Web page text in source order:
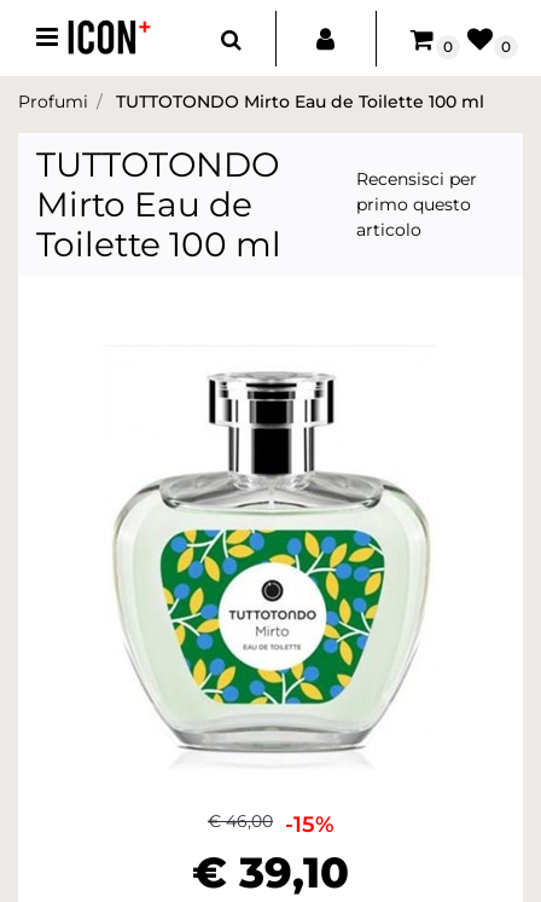
Open menu
0 0
Profumi TUTTOTONDO Mirto Eau de Toilette 100 ml
TUTTOTONDO
Mirto Eau de
Toilette 100 ml
Recensisci per
primo questo
articolo
€ 46,00 -15%
€ 39,10